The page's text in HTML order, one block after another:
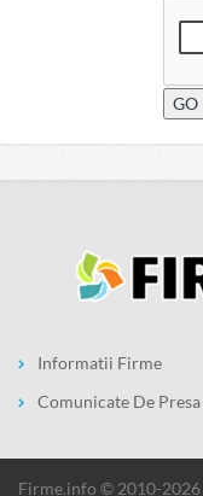
Informatii Firme
Comunicate De Presa
firme.info © 2010-2026